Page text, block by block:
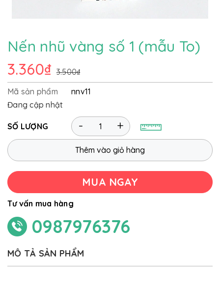
Nến nhũ vàng số 1 (mẫu To)
3.360₫ 3.500₫
Mã sản phẩm
nnv11
Đang cập nhật
SỐ LƯỢNG +
-
Thêm vào giỏ hàng
MUA NGAY
Tư vấn mua hàng
0987976376
MÔ TẢ SẢN PHẨM